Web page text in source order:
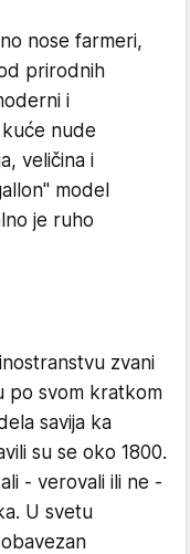
nose farmeri,
prirodnih
i
nude
veličina i
model
je ruho
zvani
po svom kratkom
savija ka
su se oko 1800.
- verovali ili ne -
U svetu